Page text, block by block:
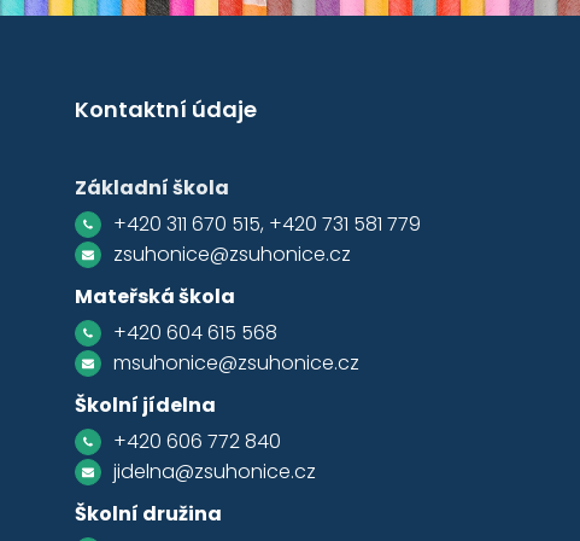
Kontaktní údaje
Základní škola
+420 311 670 515, +420 731 581 779
zsuhonice@zsuhonice.cz
Mateřská škola
+420 604 615 568
msuhonice@zsuhonice.cz
Školní jídelna
+420 606 772 840
jidelna@zsuhonice.cz
Školní družina